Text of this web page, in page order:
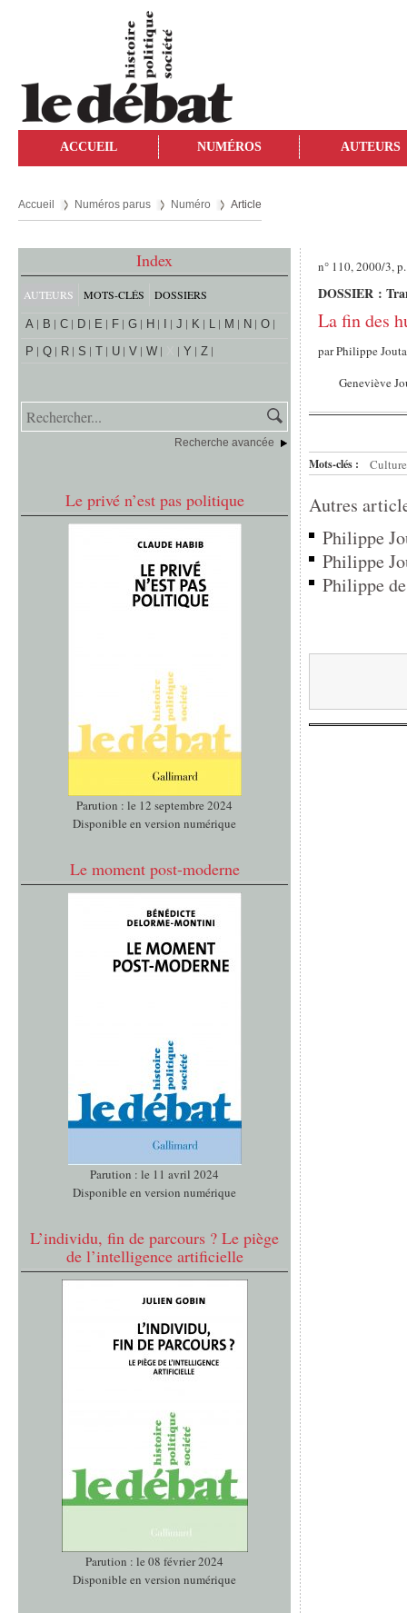
ACCUEIL NUMÉROS AUTEURS
Accueil Numéros parus Numéro Article
Index
AUTEURS MOTS-CLÉS DOSSIERS
A B C D E F G H J K L M N
O
P
Q R S T U V W Y Z
Recherche avancée
Le privé n’est pas politique
Parution : le 12 septembre 2024
Disponible en version numérique
Le moment post-moderne
Parution : le 11 avril 2024
Disponible en version numérique
L’individu, fin de parcours ? Le piège
de l’intelligence artificielle
Parution : le 08 février 2024
Disponible en version numérique
n° 110, 2000/3,
DOSSIER :
La fin des
parPhilippe
Geneviève
Mots-clés : Culture
Autres
Philippe
Philippe
Philippe